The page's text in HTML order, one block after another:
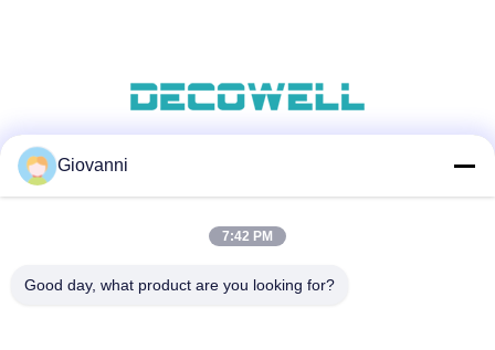
দ্রুত যোগাযোগ
Giovanni
7:42 PM
Good day, what product are you looking for?